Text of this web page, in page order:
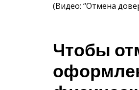
(Видео: “Отмена
Чтобы